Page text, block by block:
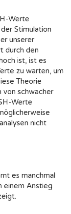
Werte
Stimulation
unserer
durch den
ist, ist es
zu warten, um
Theorie
von schwacher
Werte
nicht
es manchmal
einem Anstieg